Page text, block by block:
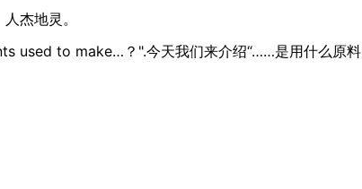
杰地灵。
used to make…？".今天我们来介绍“……是用什么原料